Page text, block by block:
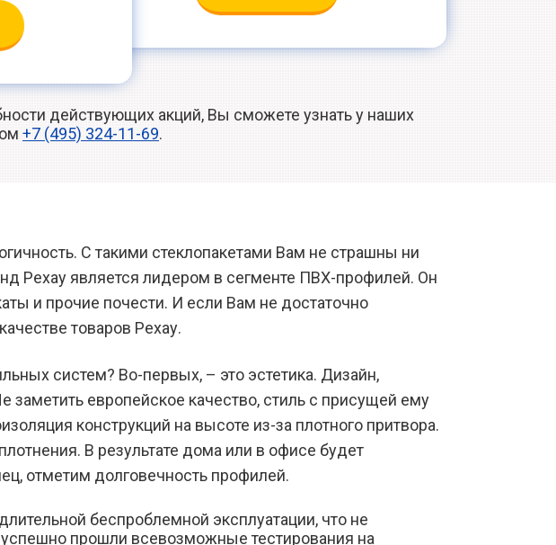
действующих акций, Вы сможете узнать у наших
+7 (495) 324-11-69.
С такими стеклопакетами Вам не страшны ни
Рехау является лидером в сегменте ПВХ-профилей. Он
и прочие почести. И если Вам не достаточно
товаров Рехау.
систем? Во-первых, – это эстетика. Дизайн,
европейское качество, стиль с присущей ему
конструкций на высоте из-за плотного притвора.
В результате дома или в офисе будет
отметим долговечность профилей.
беспроблемной эксплуатации, что не
прошли всевозможные тестирования на